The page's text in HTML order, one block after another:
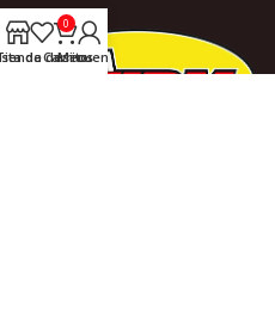
de deseos
0
Carrito
Mi cuenta